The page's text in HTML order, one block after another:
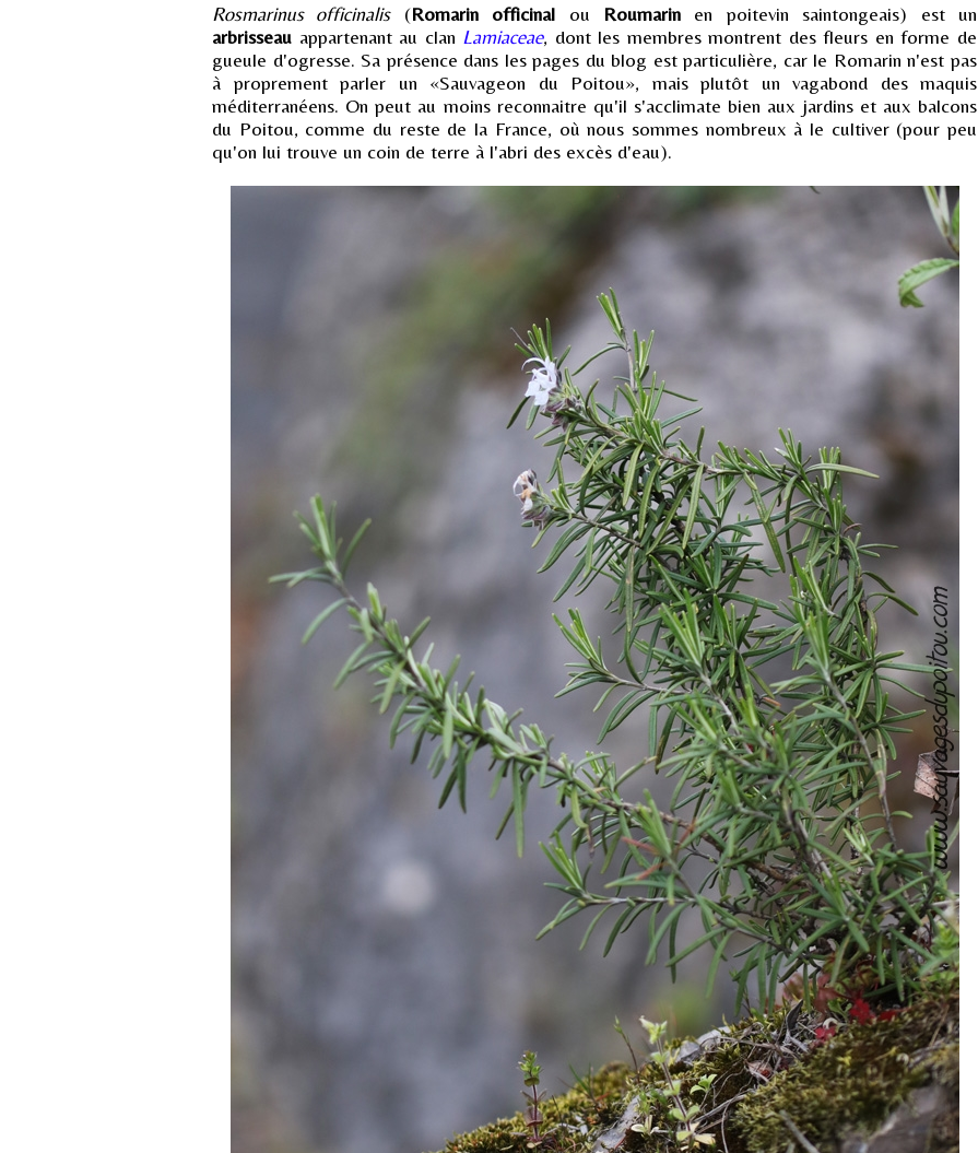
Rosmarinus officinalis(Romarin officinal ou Roumarin en poitevin saintongeais) est un
arbrisseau appartenant au clan Lamiaceae, dont les membres montrent des fleurs en forme de
gueule d'ogresse. Sa présence dans les pages du blog est particulière, car le Romarin n'est pas
à proprement parler un «Sauvageon du Poitou», mais plutôt un vagabond des maquis
méditerranéens. On peut au moins reconnaitre qu'il s'acclimate bien aux jardins et aux balcons
du Poitou, comme du reste de la France, où nous sommes nombreux à le cultiver (pour peu
qu'on lui trouve un coin de terre à l'abri des excès d'eau).